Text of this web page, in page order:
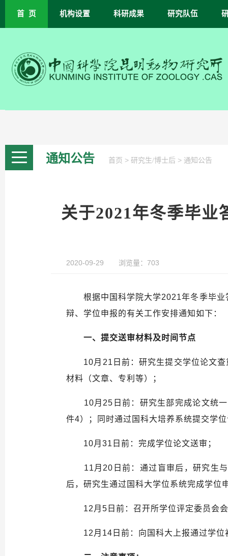
首 页 机构设置 科研成果 研究队伍
通知公告 首页 > 研究生/博士后 > 通知公告
关于2021年冬季毕业
2020-09-29 浏览量：703
根据中国科学院大学2021年冬季毕业
辩、学位申报的有关工作安排通知如下：
一、提交送审材料及时间节点
10月21 日前：研究生提交学位论文
材料（文章、专利等）；
10月25 日前：研究生部完成论文统
件4）；同时通过国科大培养系统提交学
10月31 日前：完成学位论文送审；
11 月 20 日前：通过盲审后，研究生
后，研究生通过国科大学位系统完成学位
12 月5 日前：召开所学位评定委员会
12 月 14 日前：向国科大上报通过学位